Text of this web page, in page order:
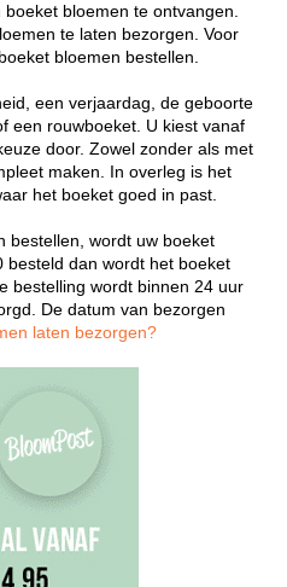
bloemen te ontvangen.
te laten bezorgen. Voor
bloemen bestellen.
een verjaardag, de geboorte
een rouwboeket. U kiest vanaf
door. Zowel zonder als met
maken. In overleg is het
het boeket goed in past.
bestellen, wordt uw boeket
besteld dan wordt het boeket
bestelling wordt binnen 24 uur
De datum van bezorgen
laten bezorgen?